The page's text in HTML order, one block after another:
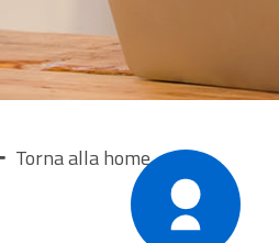
Torna alla home